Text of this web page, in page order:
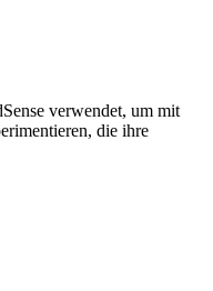
verwendet, um mit
die ihre